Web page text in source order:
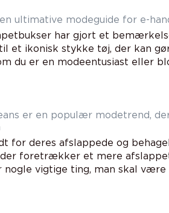
ultimative modeguide for e-
har gjort et
et ikonisk stykke tøj, der kan
du er en modeentusiast eller
er en populær modetrend,
for deres afslappede og
foretrækker et mere
nogle vigtige ting, man skal